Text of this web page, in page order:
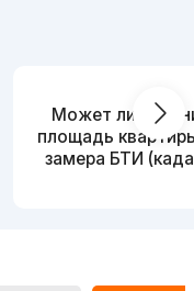
Может ли
площадь
замера БТИ